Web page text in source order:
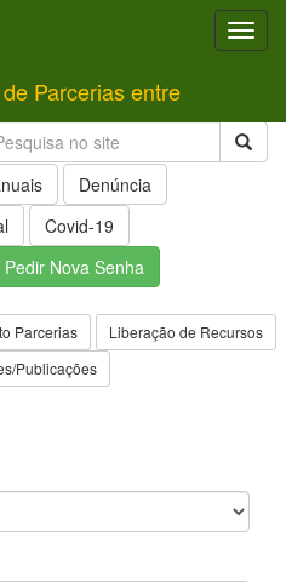
Parcerias entre
Denúncia
Covid-19
Pedir Nova Senha
Parcerias
Liberação de Recursos
Publicações